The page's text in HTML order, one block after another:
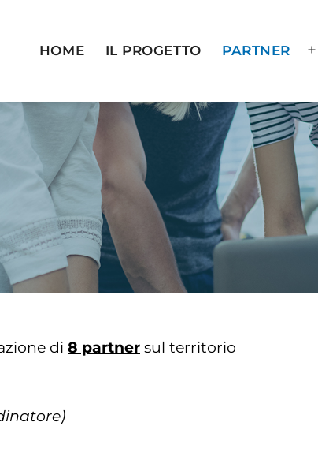
HOME IL PROGETTO PARTNER
di 8 partner sul territorio